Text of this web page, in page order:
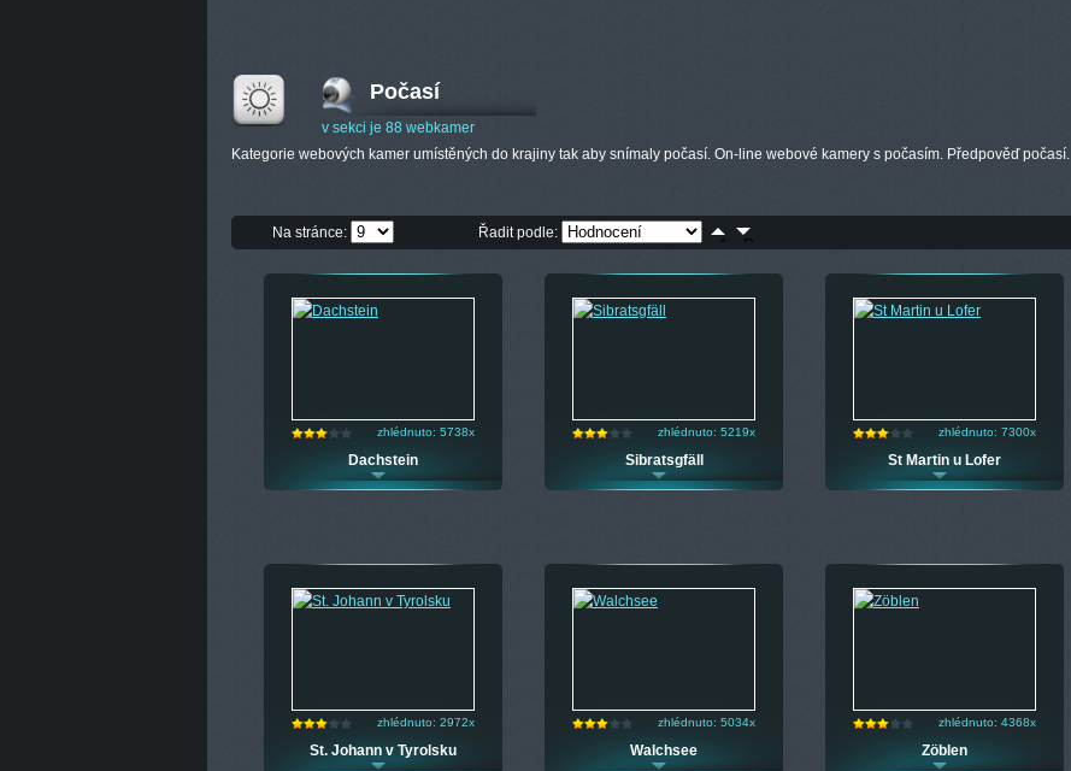
Počasí
v sekci je 88 webkamer
Kategorie webových kamer umístěných do krajiny tak aby snímaly počasí. On-line webové kamery s počasím. Předpověď počasí.
Na stránce: Řadit podle:
zhlédnuto: 5738x
Dachstein
zhlédnuto: 5219x
Sibratsgfäll
zhlédnuto: 7300x
St Martin u Lofer
zhlédnuto: 2972x
St. Johann v Tyrolsku
zhlédnuto: 5034x
Walchsee
zhlédnuto: 4368x
Zöblen